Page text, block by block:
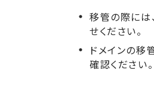
ン
移管の際には
せください。
ドメインの
確認ください。